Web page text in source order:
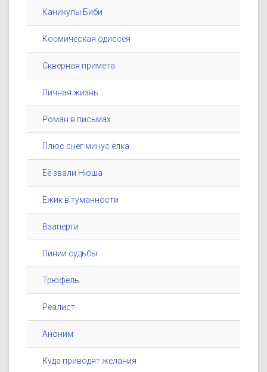
Каникулы Биби
Космическая одиссея
Скверная примета
Личная жизнь
Роман в письмах
Плюс снег минус ёлка
Её звали Нюша
Ёжик в туманности
Взаперти
Линии судьбы
Трюфель
Реалист
Аноним
Куда приводят желания